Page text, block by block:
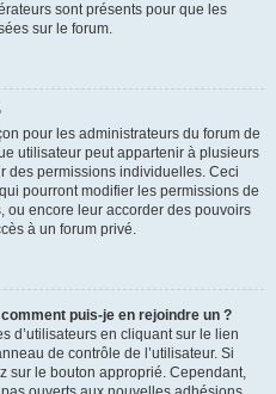
sont présents pour que les
sur le forum.
pour les administrateurs du forum de
utilisateur peut appartenir à plusieurs
des permissions individuelles. Ceci
pourront modifier les permissions de
ou encore leur accorder des pouvoirs
à un forum privé.
puis-je en rejoindre un ?
d’utilisateurs en cliquant sur le lien
de contrôle de l’utilisateur. Si
sur le bouton approprié. Cependant,